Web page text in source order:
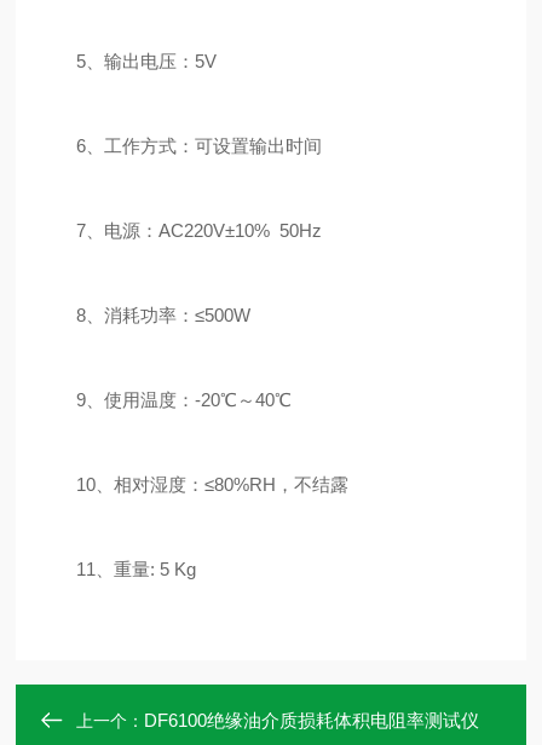
5、输出电压：5V
6、工作方式：可设置输出时间
7、电源：AC220V±10% 50Hz
8、消耗功率：≤500W
9、使用温度：-20℃～40℃
10、相对湿度：≤80%RH，不结露
11、重量: 5 Kg
上一个： DF6100绝缘油介质损耗体积电阻率测试仪